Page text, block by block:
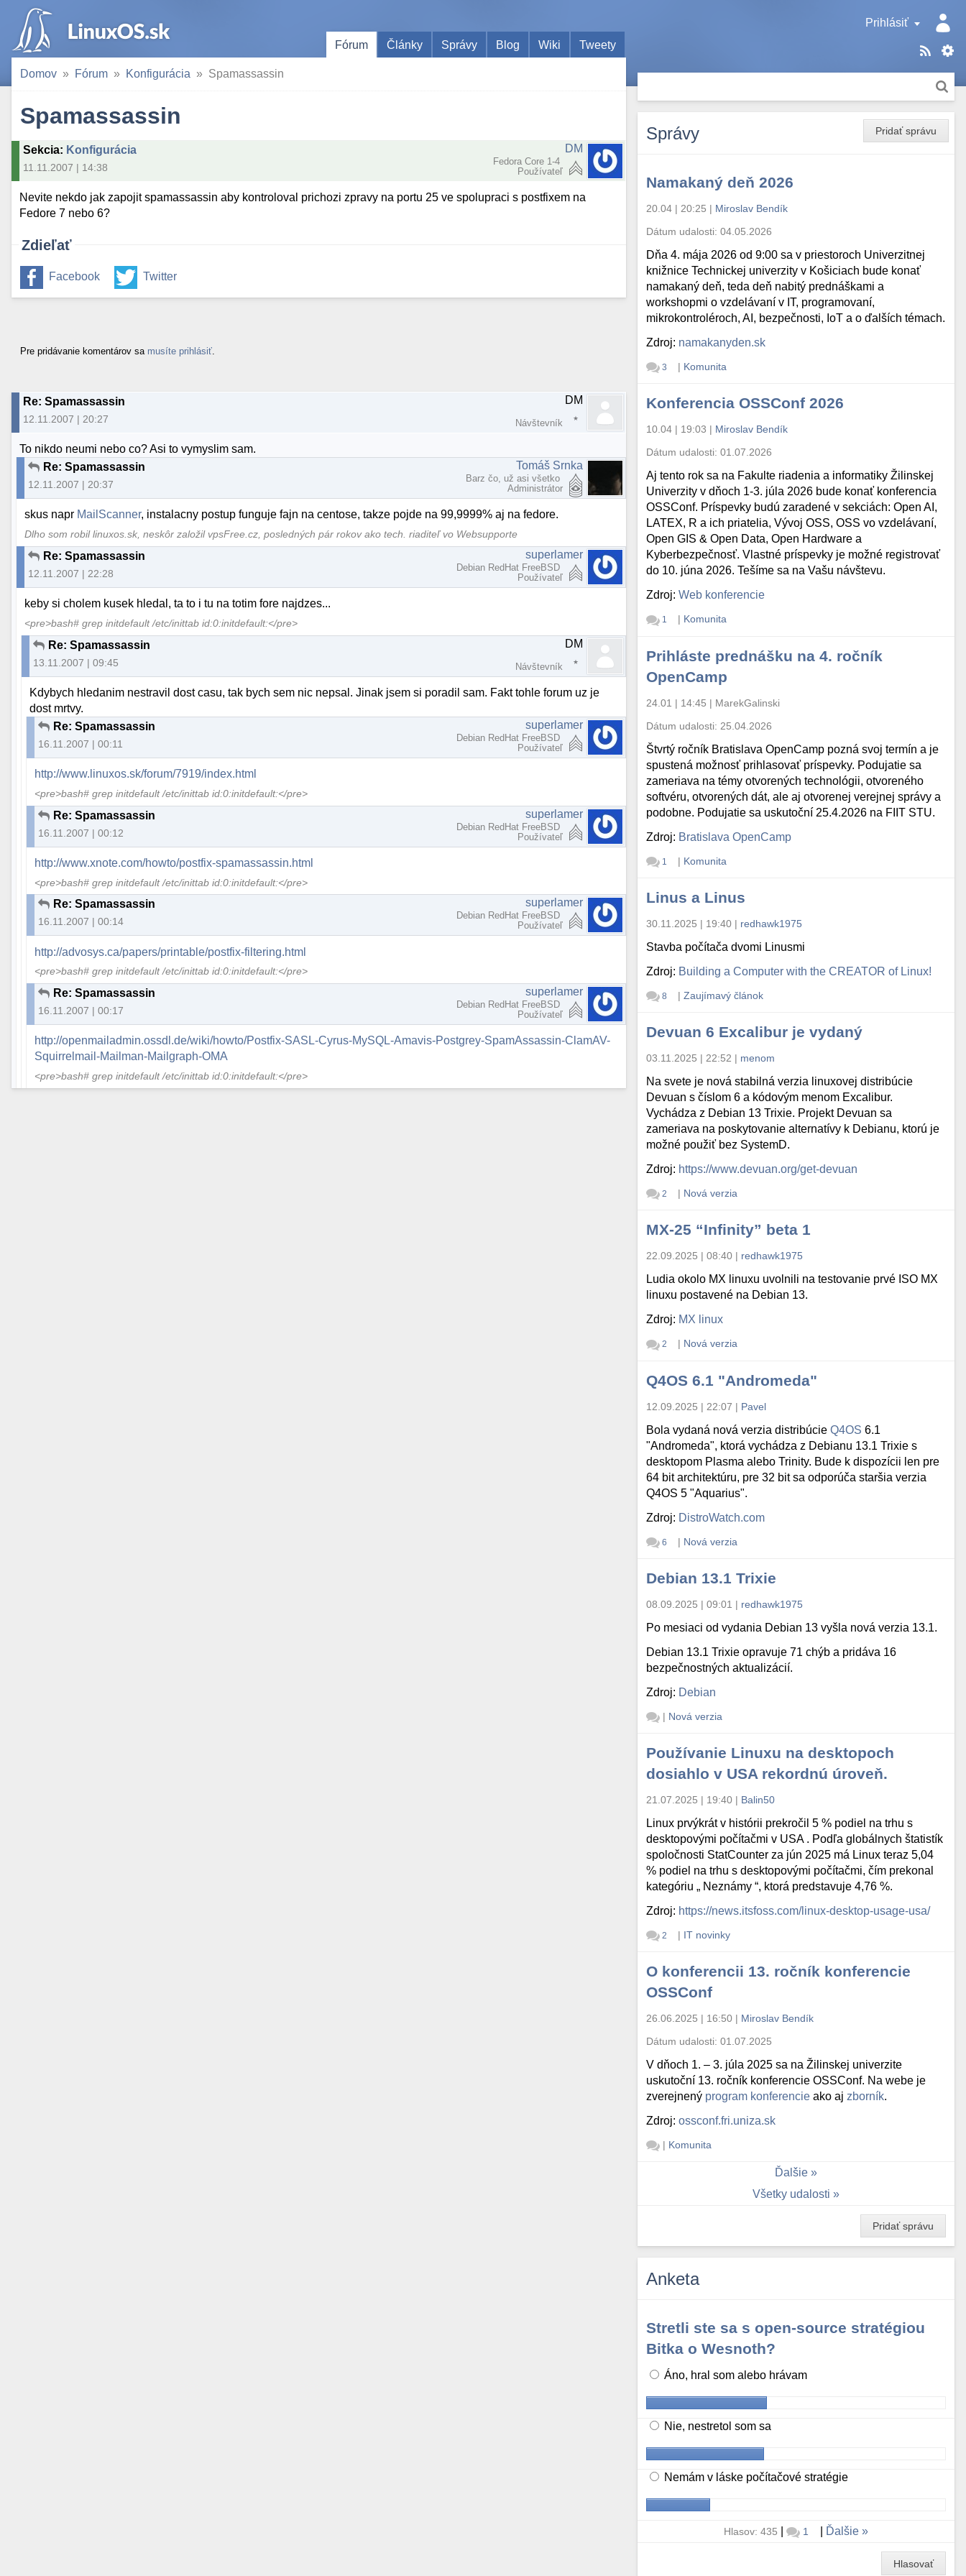
Prihlásiť
Fórum
Články Správy Blog Wiki Tweety
Domov Fórum Konfigurácia Spamassassin
Spamassassin
Sekcia: Konfigurácia
11.11.2007 | 14:38
DM
Fedora Core 1-4
Používateľ
Nevite nekdo jak zapojit spamassassin aby kontroloval prichozi zpravy na portu 25 ve spolupraci s postfixem na
Fedore 7 nebo 6?
Zdieľať
Facebook Twitter
Pre pridávanie komentárov sa musíte prihlásiť
Re: Spamassassin
12.11.2007 | 20:27
DM
Návštevník
To nikdo neumi nebo co? Asi to vymyslim sam.
Re: Spamassassin
12.11.2007 | 20:37
Tomáš Srnka
Barz čo, už asi všetko
Administrátor
skus napr MailScanner, instalacny postup funguje fajn na centose, takze pojde na 99,9999% aj na fedore.
Dlho som robil linuxos.sk, neskôr založil vpsFree.cz, posledných pár rokov ako tech. riaditeľ vo Websupporte
Re: Spamassassin
12.11.2007 | 22:28
superlamer
Debian RedHat FreeBSD
Používateľ
keby si cholem kusek hledal, ta to i tu na totim fore najdzes...
<pre>bash# grep initdefault /etc/inittab id:0:initdefault:</pre>
Re: Spamassassin
13.11.2007 | 09:45
DM
Návštevník
Kdybych hledanim nestravil dost casu, tak bych sem nic nepsal. Jinak jsem si poradil sam. Fakt tohle forum uz je
dost mrtvy.
Re: Spamassassin
16.11.2007 | 00:11
superlamer
Debian RedHat FreeBSD
Používateľ
http://www.linuxos.sk/forum/7919/index.html
<pre>bash# grep initdefault /etc/inittab id:0:initdefault:</pre>
Re: Spamassassin
16.11.2007 | 00:12
superlamer
Debian RedHat FreeBSD
Používateľ
http://www.xnote.com/howto/postfix-spamassassin.html
<pre>bash# grep initdefault /etc/inittab id:0:initdefault:</pre>
Re: Spamassassin
16.11.2007 | 00:14
superlamer
Debian RedHat FreeBSD
Používateľ
http://advosys.ca/papers/printable/postfix-filtering.html
<pre>bash# grep initdefault /etc/inittab id:0:initdefault:</pre>
Re: Spamassassin
16.11.2007 | 00:17
superlamer
Debian RedHat FreeBSD
Používateľ
http://openmailadmin.ossdl.de/wiki/howto/Postfix-SASL-Cyrus-MySQL-Amavis-Postgrey-SpamAssassin-ClamAV-
Squirrelmail-Mailman-Mailgraph-OMA
<pre>bash# grep initdefault /etc/inittab id:0:initdefault:</pre>
Pridať správu
Správy
Namakaný deň 2026
20.04 | 20:25 | Miroslav Bendík
Dátum udalosti:04.05.2026
Dňa 4. mája 2026 od 9:00 sa v priestoroch Univerzitnej
knižnice Technickej univerzity v Košiciach bude konať
namakaný deň, teda deň nabitý prednáškami a
workshopmi o vzdelávaní v IT, programovaní,
mikrokontroléroch, AI, bezpečnosti, IoT a o ďalších témach.
Zdroj: namakanyden.sk
3 | Komunita
Konferencia OSSConf 2026
10.04 | 19:03 | Miroslav Bendík
Dátum udalosti:01.07.2026
Aj tento rok sa na Fakulte riadenia a informatiky Žilinskej
Univerzity v dňoch 1-3. júla 2026 bude konať konferencia
OSSConf. Príspevky budú zaradené v sekciách: Open AI,
LATEX, R a ich priatelia, Vývoj OSS, OSS vo vzdelávaní,
Open GIS & Open Data, Open Hardware a
Kyberbezpečnosť. Vlastné príspevky je možné registrovať
do 10. júna 2026. Tešíme sa na Vašu návštevu.
Zdroj:Web konferencie
1 | Komunita
Prihláste prednášku na 4. ročník
OpenCamp
24.01 | 14:45 | MarekGalinski
Dátum udalosti: 25.04.2026
Štvrtý ročník Bratislava OpenCamp pozná svoj termín a je
spustená možnosť prihlasovať príspevky. Podujatie sa
zameriava na témy otvorených technológii, otvoreného
softvéru, otvorených dát, ale aj otvorenej verejnej správy a
podobne. Podujatie sa uskutoční 25.4.2026 na FIIT STU.
Zdroj: Bratislava OpenCamp
1 | Komunita
Linus a Linus
30.11.2025 | 19:40 | redhawk1975
Stavba počítača dvomi Linusmi
Zdroj: Building a Computer with the CREATOR of Linux!
8 | Zaujímavý článok
Devuan 6 Excalibur je vydaný
03.11.2025 | 22:52 | menom
Na svete je nová stabilná verzia linuxovej distribúcie
Devuan s číslom 6 a kódovým menom Excalibur.
Vychádza z Debian 13 Trixie. Projekt Devuan sa
zameriava na poskytovanie alternatívy k Debianu, ktorú je
možné použiť bez SystemD.
Zdroj: https://www.devuan.org/get-devuan
2 | Nová verzia
MX-25 “Infinity” beta 1
22.09.2025 | 08:40 | redhawk1975
Ludia okolo MX linuxu uvolnili na testovanie prvé ISO MX
linuxu postavené na Debian 13.
Zdroj: MX linux
2 | Nová verzia
Q4OS 6.1 "Andromeda"
12.09.2025 | 22:07 | Pavel
Bola vydaná nová verzia distribúcieQ4OS 6.1
"Andromeda", ktorá vychádza z Debianu 13.1 Trixie s
desktopom Plasma alebo Trinity. Bude k dispozícii len pre
64 bit architektúru, pre 32 bit sa odporúča staršia verzia
Q4OS 5 "Aquarius".
Zdroj: DistroWatch.com
6 | Nová verzia
Debian 13.1 Trixie
08.09.2025 | 09:01 | redhawk1975
Po mesiaci od vydania Debian 13 vyšla nová verzia 13.1.
Debian 13.1 Trixie opravuje 71 chýb a pridáva 16
bezpečnostných aktualizácií.
Zdroj: Debian
| Nová verzia
Používanie Linuxu na desktopoch
dosiahlo v USA rekordnú úroveň.
21.07.2025 | 19:40 | Balin50
Linux prvýkrát v histórii prekročil 5 % podiel na trhu s
desktopovými počítačmi v USA . Podľa globálnych štatistík
spoločnosti StatCounter za jún 2025 má Linux teraz 5,04
% podiel na trhu s desktopovými počítačmi, čím prekonal
kategóriu „ Neznámy “, ktorá predstavuje 4,76 %.
Zdroj: https://news.itsfoss.com/linux-desktop-usage-usa/
2 | IT novinky
O konferencii 13. ročník konferencie
OSSConf
26.06.2025 | 16:50 | Miroslav Bendík
Dátum udalosti:01.07.2025
V dňoch 1. – 3. júla 2025 sa na Žilinskej univerzite
uskutoční 13. ročník konferencie OSSConf. Na webe je
zverejnený program konferencie ako aj zborník.
Zdroj:ossconf.fri.uniza.sk
| Komunita
Ďalšie
Všetky udalosti
Pridať správu
Anketa
Stretli ste sa s open-source stratégiou
Bitka o Wesnoth?
Áno, hral som alebo hrávam
Nie, nestretol som sa
Nemám v láske počítačové stratégie
Hlasov: 435 | 1 Ďalšie
Hlasovať